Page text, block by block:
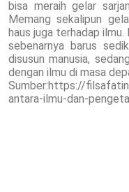
bisa meraih gelar
Memang sekalipun
haus juga terhadap
sebenarnya barus
disusun manusia,
dengan ilmu di masa
Sumber:https://
antara-ilmu-dan-